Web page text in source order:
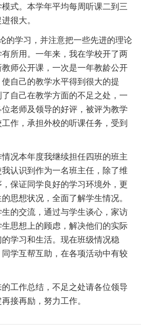
式。本学年平均每周听课二到三
很大。
的学习，并注意把一些先进的理论
所用。一年来，我在学校开了两
师公开课，一次是一年教龄公开
自己的教学水平得到很大的提
自己在教学方面的不足之处，一
老师及领导的好评，被评为教学
作，承担外校的听课任务，受到
况本年度我继续担任四班的班主
认识到作为一名班主任，除了维
保证同学良好的学习环境外，更
思想状况，全面了解学生情况。
的交流，通过与学生谈心，家访
思想上的顾虑，解决他们的实际
学习和生活。现在班级情况稳
学互帮互助，在各项活动中有较
工作总结，不足之处请各位领导
接再励，努力工作。